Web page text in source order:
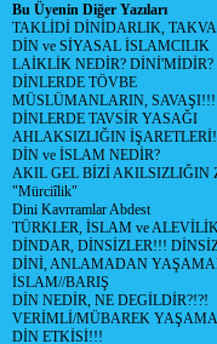
Bu Üyenin Diğer Yazıları
TAKLİDİ DİNİDARLIK,
DİN ve SİYASAL İSLAMCILIK
LAİKLİK NEDİR? DİNİ'MİDİR?
DİNLERDE TÖVBE
MÜSLÜMANLARIN, SAVAŞI!!!
DİNLERDE TAVSİR YASAĞI
AHLAKSIZLIĞIN
DİN ve İSLAM NEDİR?
AKIL GEL BİZİ AKILSIZLIĞIN
"Mürciîlik"
Dini Kavrramlar Abdest
TÜRKLER, İSLAM ve
DİNDAR, DİNSİZLER!!!
DİNİ, ANLAMADAN
İSLAM//BARIŞ
DİN NEDİR, NE DEGİLDİR?!?!
VERİMLİ/MÜBAREK
DİN ETKİSİ!!!